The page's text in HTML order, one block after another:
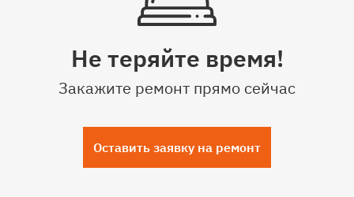
Не теряйте время!
Закажите ремонт прямо сейчас
Оставить заявку на ремонт